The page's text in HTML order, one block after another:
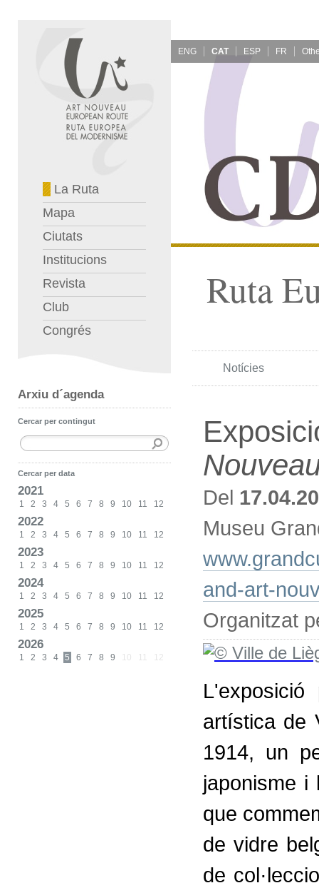
La Ruta
Mapa
Ciutats
Institucions
Revista
Club
Congrés
Arxiu d´agenda
Cercar per contingut
Cercar per data
2021
1 2 3 4 5 6 7 8 9 10 11 12
2022
1 2 3 4 5 6 7 8 9 10 11 12
2023
1 2 3 4 5 6 7 8 9 10 11 12
2024
1 2 3 4 5 6 7 8 9 10 11 12
2025
1 2 3 4 5 6 7 8 9 10 11 12
2026
1 2 3 4 5 6 7 8 9 10 11 12
ENG CAT ESP FR
Ruta
Notícies
Del
Museu
and-art-
Organitzat
L'exposició
artística de
1914, un
japonisme i
que
de vidre
de